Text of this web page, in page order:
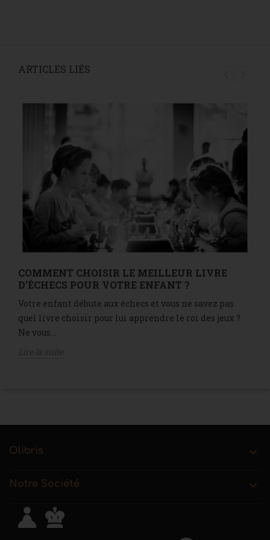
ARTICLES LIÉS
COMMENT CHOISIR LE MEILLEUR LIVRE
D’ÉCHECS POUR VOTRE ENFANT ?
Votre enfant débute aux échecs et vous ne savez pas
quel livre choisir pour lui apprendre le roi des jeux ?
Ne vous...
Olibris 
Notre Société 